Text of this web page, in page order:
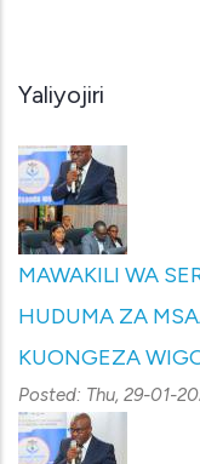
Yaliyojiri
MAWAKILI WA
HUDUMA ZA
KUONGEZA
Posted: Thu, 29-01-